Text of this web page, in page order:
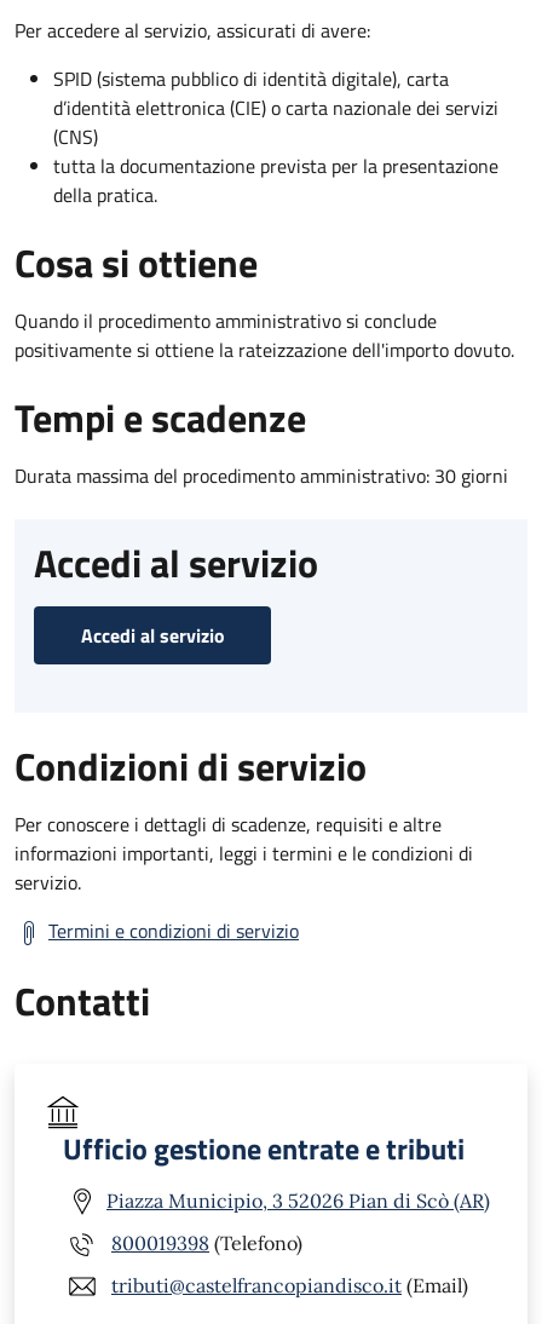
Per accedere al servizio, assicurati di avere:
SPID (sistema pubblico di identità digitale), carta
d’identità elettronica (CIE) o carta nazionale dei servizi
(CNS)
tutta la documentazione prevista per la presentazione
della pratica.
Cosa si ottiene
Quando il procedimento amministrativo si conclude
positivamente si ottiene la rateizzazione dell'importo dovuto.
Tempi e scadenze
Durata massima del procedimento amministrativo: 30 giorni
Accedi al servizio
Accedi al servizio
Condizioni di servizio
Per conoscere i dettagli di scadenze, requisiti e altre
informazioni importanti, leggi i termini e le condizioni di
servizio.
Termini e condizioni di servizio
Contatti
Ufficio gestione entrate e tributi
Piazza Municipio, 3 52026 Pian di Scò (AR)
800019398 (Telefono)
tributi@castelfrancopiandisco.it (Email)